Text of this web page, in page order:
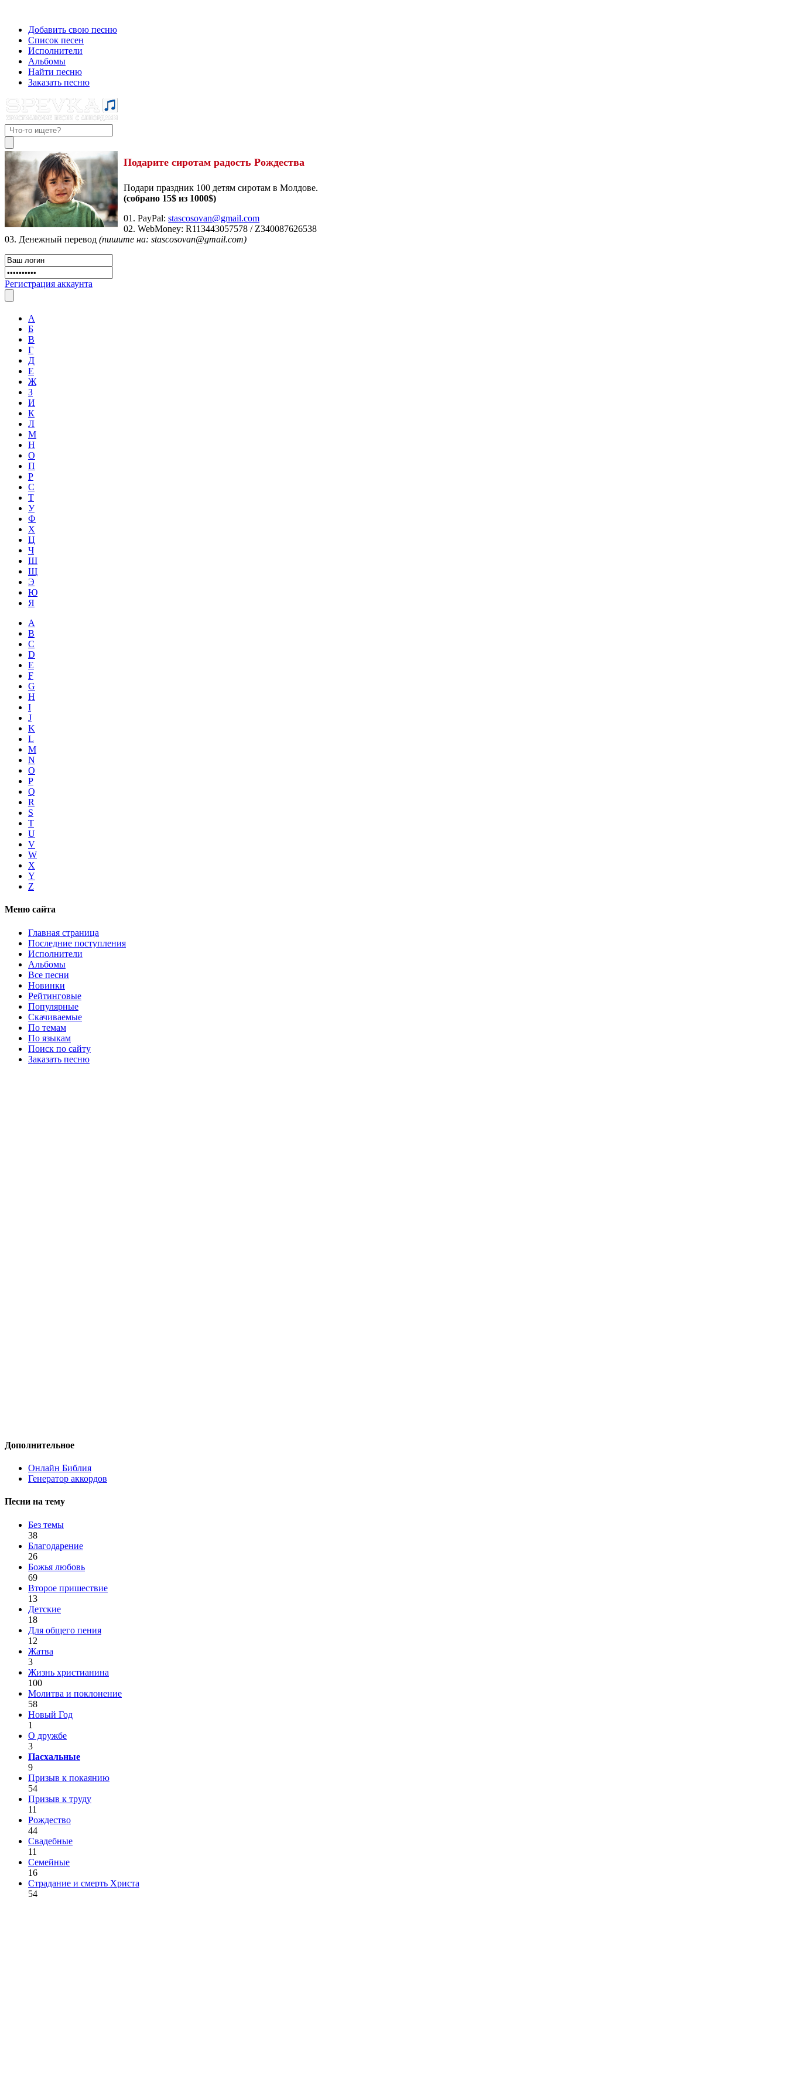
Добавить свою песню
Список песен
Исполнители
Альбомы
Найти песню
Заказать песню
Подарите сиротам радость Рождества
Подари праздник 100 детям сиротам в Молдове.
(собрано 15$ из 1000$)
01. PayPal:stascosovan@gmail.com
02. WebMoney:R113443057578 / Z340087626538
03. Денежный перевод (пишите на: stascosovan@gmail.com)
Регистрация аккаунта
А
Б
В
Г
Д
Е
Ж
З
И
К
Л
М
Н
О
П
Р
С
Т
У
Ф
Х
Ц
Ч
Ш
Щ
Э
Ю
Я
A
B
C
D
E
F
G
H
I
J
K
L
M
N
O
P
Q
R
S
T
U
V
W
X
Y
Z
Меню сайта
Главная страница
Последние поступления
Исполнители
Альбомы
Все песни
Новинки
Рейтинговые
Популярные
Скачиваемые
По темам
По языкам
Поиск по сайту
Заказать песню
Дополнительное
Онлайн Библия
Генератор аккордов
Песни на тему
Без темы
38
Благодарение
26
Божья любовь
69
Второе пришествие
13
Детские
18
Для общего пения
12
Жатва
3
Жизнь христианина
100
Молитва и поклонение
58
Новый Год
1
О дружбе
3
Пасхальные
9
Призыв к покаянию
54
Призыв к труду
11
Рождество
44
Свадебные
11
Семейные
16
Страдание и смерть Христа
54